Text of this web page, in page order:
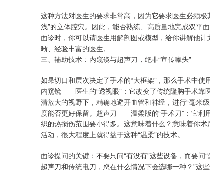
这种方法对医生的要求非常高，因为它要求医生必须
浅”的立体腔穴。因此，能否熟练、高质量地完成双平
面诊时，你可以请医生用解剖图或模型，给你讲解他
晰、经验丰富的医生。
三、辅助技术：内窥镜与超声刀，绝非“宣传噱头”
如果切口和层次决定了手术的“大框架”，那么手术中使
内窥镜——医生的“透视眼”：它改变了传统隆胸手术靠
清放大的视野下，精确地避开血管和神经，进行“毫米
度能否更好保留。超声刀——温柔版的“手术刀”：它利
织的热损伤范围要小得多。这意味着什么？意味着你
活动，很大程度上就得益于这种“温柔”的技术。
面诊提问的关键：不要只问“有没有”这些设备，而要问
超声刀和传统电刀，您在什么情况下会选哪一种？”这